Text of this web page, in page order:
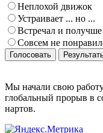
Неплохой движок
Устраивает ... но ...
Встречал и получше
Совсем не
Голосовать
Мы начали свою
глобальный прорыв в
нартов.